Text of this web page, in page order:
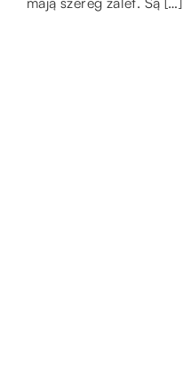
zestawu […]